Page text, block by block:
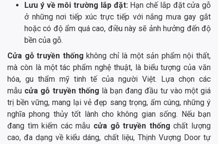
Lưu ý về môi trường lắp đặt:Hạn chế lắp đặt cửa gỗ
ở những nơi tiếp xúc trực tiếp với nắng mưa gay gắt
hoặc có độ ẩm quá cao, điều này sẽ ảnh hưởng đến độ
bền của gỗ.
Cửa gỗ truyền thốngkhông chỉ là một sản phẩm nội thất,
mà còn là một tác phẩm nghệ thuật, là biểu tượng của văn
hóa, gu thẩm mỹ tinh tế của người Việt. Lựa chọn các
mẫu cửa gỗ truyền thống là bạn đang đầu tư vào một giá
trị bền vững, mang lại vẻ đẹp sang trọng, ấm cúng, những ý
nghĩa phong thủy tốt lành cho không gian sống. Nếu bạn
đang tìm kiếm các mẫu cửa gỗ truyền thống chất lượng
cao, đa dạng về kiểu dáng, chất liệu, Thịnh Vượng Door tự